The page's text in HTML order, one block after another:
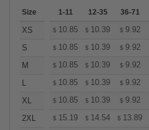
Size 1-11 12-35 36-71
XS $ 10.85 $ 10.39 $ 9.92
S
$ 10.85 $ 10.39 $ 9.92
M
$ 10.85 $ 10.39 $ 9.92
L
$ 10.85 $ 10.39 $ 9.92
XL
$ 10.85 $ 10.39 $ 9.92
2XL
$ 15.19 $ 14.54 $ 13.89